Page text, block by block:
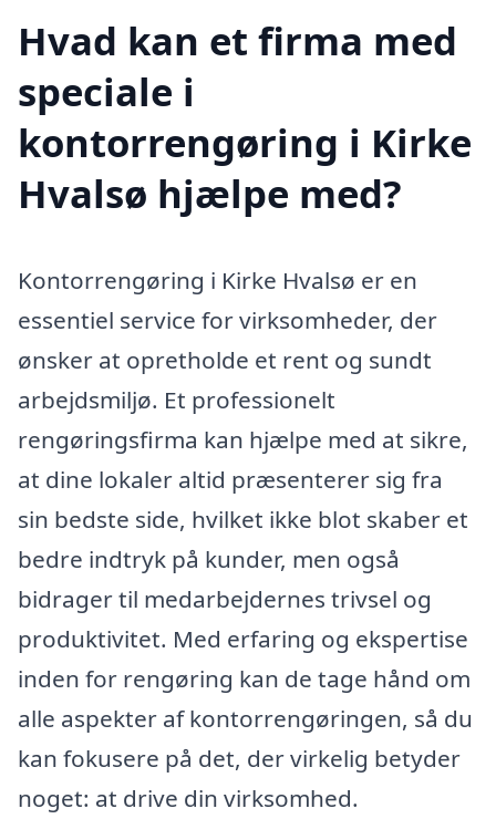
Hvad kan et firma med
speciale i
kontorrengøring i Kirke
Hvalsø hjælpe med?
Kontorrengøring i Kirke Hvalsø er en
essentiel service for virksomheder, der
ønsker at opretholde et rent og sundt
arbejdsmiljø. Et professionelt
rengøringsfirma kan hjælpe med at sikre,
at dine lokaler altid præsenterer sig fra
sin bedste side, hvilket ikke blot skaber et
bedre indtryk på kunder, men også
bidrager til medarbejdernes trivsel og
produktivitet. Med erfaring og ekspertise
inden for rengøring kan de tage hånd om
alle aspekter af kontorrengøringen, så du
kan fokusere på det, der virkelig betyder
noget: at drive din virksomhed.